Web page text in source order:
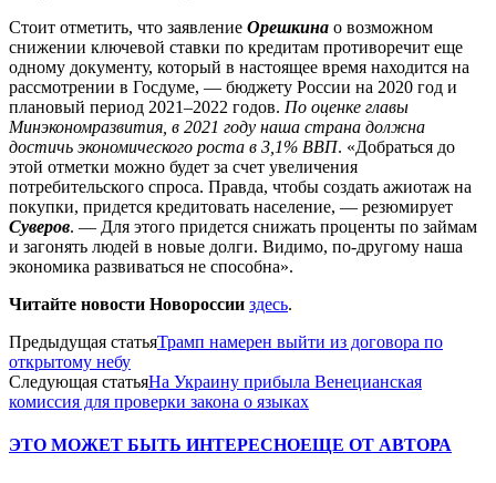
Стоит отметить, что заявление Орешкина о возможном
снижении ключевой ставки по кредитам противоречит еще
одному документу, который в настоящее время находится на
рассмотрении в Госдуме, — бюджету России на 2020 год и
плановый период 2021–2022 годов. По оценке главы
Минэкономразвития, в 2021 году наша страна должна
достичь экономического роста в 3,1% ВВП. «Добраться до
этой отметки можно будет за счет увеличения
потребительского спроса. Правда, чтобы создать ажиотаж на
покупки, придется кредитовать население, — резюмирует
Суверов. — Для этого придется снижать проценты по займам
и загонять людей в новые долги. Видимо, по-другому наша
экономика развиваться не способна».
Читайте новости Новороссии здесь.
Предыдущая статьяТрамп намерен выйти из договора по
открытому небу
Следующая статьяНа Украину прибыла Венецианская
комиссия для проверки закона о языках
ЭТО МОЖЕТ БЫТЬ ИНТЕРЕСНОЕЩЕ ОТ АВТОРА